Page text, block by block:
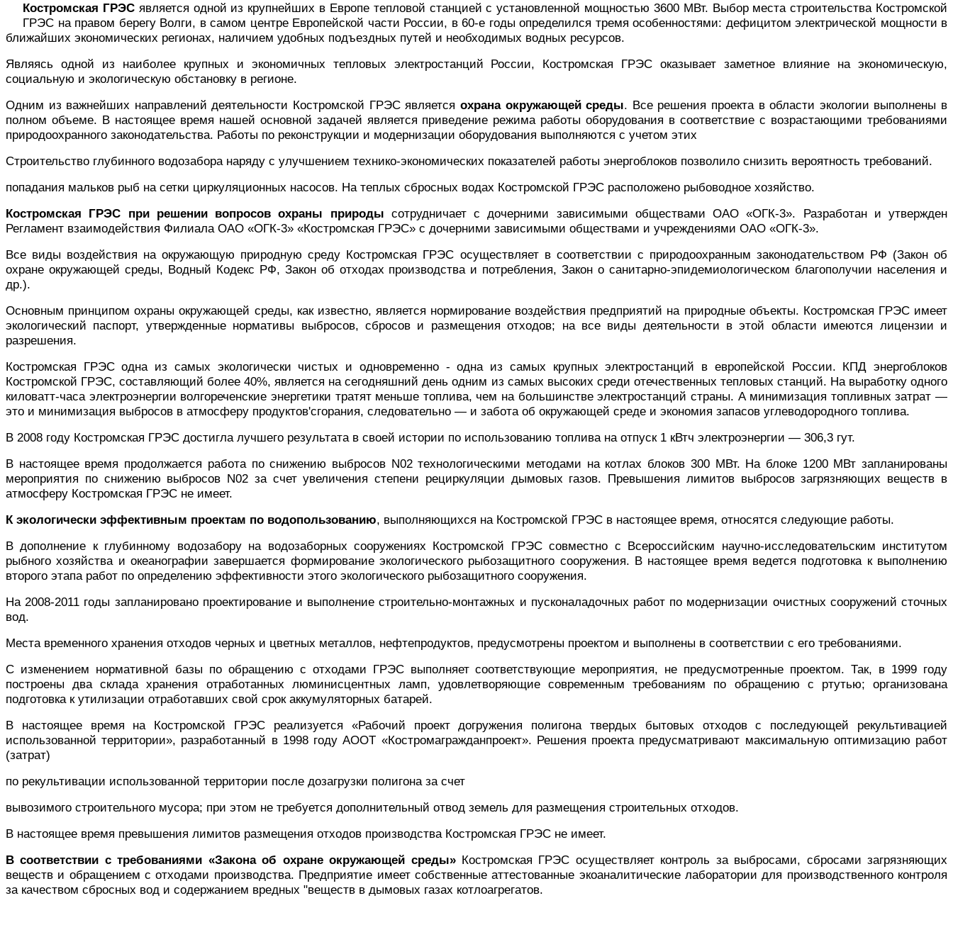
Костромская ГРЭСявляется одной из крупнейших в Европе тепловой станцией с установленной мощностью 3600 МВт. Выбор места строительства Костромской
ГРЭС на правом берегу Волги, в самом центре Европейской части России, в 60-е годы определился тремя особенностями: дефицитом электрической мощности в
ближайших экономических регионах, наличием удобных подъездных путей и необходимых водных ресурсов.
Являясь одной из наиболее крупных и экономичных тепловых электростанций России, Костромская ГРЭС оказывает заметное влияние на экономическую,
социальную и экологическую обстановку в регионе.
Одним из важнейших направлений деятельности Костромской ГРЭС является охрана окружающей среды. Все решения проекта в области экологии выполнены в
полном объеме. В настоящее время нашей основной задачей является приведение режима работы оборудования в соответствие с возрастающими требованиями
природоохранного законодательства. Работы по реконструкции и модернизации оборудования выполняются с учетом этих
Строительство глубинного водозабора наряду с улучшением технико-экономических показателей работы энергоблоков позволило снизить вероятность требований.
попадания мальков рыб на сетки циркуляционных насосов. На теплых сбросных водах Костромской ГРЭС расположено рыбоводное хозяйство.
Костромская ГРЭС при решении вопросов охраны природы сотрудничает с дочерними зависимыми обществами ОАО «ОГК-3». Разработан и утвержден
Регламент взаимодействия Филиала ОАО «ОГК-3» «Костромская ГРЭС» с дочерними зависимыми обществами и учреждениями ОАО «ОГК-3».
Все виды воздействия на окружающую природную среду Костромская ГРЭС осуществляет в соответствии с природоохранным законодательством РФ (Закон об
охране окружающей среды, Водный Кодекс РФ, Закон об отходах производства и потребления, Закон о санитарно-эпидемиологическом благополучии населения и
др.).
Основным принципом охраны окружающей среды, как известно, является нормирование воздействия предприятий на природные объекты. Костромская ГРЭС имеет
экологический паспорт, утвержденные нормативы выбросов, сбросов и размещения отходов; на все виды деятельности в этой области имеются лицензии и
разрешения.
Костромская ГРЭС одна из самых экологически чистых и одновременно - одна из самых крупных электростанций в европейской России. КПД энергоблоков
Костромской ГРЭС, составляющий более 40%, является на сегодняшний день одним из самых высоких среди отечественных тепловых станций. На выработку одного
киловатт-часа электроэнергии волгореченские энергетики тратят меньше топлива, чем на большинстве электростанций страны. А минимизация топливных затрат —
это и минимизация выбросов в атмосферу продуктов'сгорания, следовательно — и забота об окружающей среде и экономия запасов углеводородного топлива.
В 2008 году Костромская ГРЭС достигла лучшего результата в своей истории по использованию топлива на отпуск 1 кВтч электроэнергии — 306,3 гут.
В настоящее время продолжается работа по снижению выбросов N02 технологическими методами на котлах блоков 300 МВт. На блоке 1200 МВт запланированы
мероприятия по снижению выбросов N02 за счет увеличения степени рециркуляции дымовых газов. Превышения лимитов выбросов загрязняющих веществ в
атмосферу Костромская ГРЭС не имеет.
К экологически эффективным проектам по водопользованию, выполняющихся на Костромской ГРЭС в настоящее время, относятся следующие работы.
В дополнение к глубинному водозабору на водозаборных сооружениях Костромской ГРЭС совместно с Всероссийским научно-исследовательским институтом
рыбного хозяйства и океанографии завершается формирование экологического рыбозащитного сооружения. В настоящее время ведется подготовка к выполнению
второго этапа работ по определению эффективности этого экологического рыбозащитного сооружения.
На 2008-2011 годы запланировано проектирование и выполнение строительно-монтажных и пусконаладочных работ по модернизации очистных сооружений сточных
вод.
Места временного хранения отходов черных и цветных металлов, нефтепродуктов, предусмотрены проектом и выполнены в соответствии с его требованиями.
С изменением нормативной базы по обращению с отходами ГРЭС выполняет соответствующие мероприятия, не предусмотренные проектом. Так, в 1999 году
построены два склада хранения отработанных люминисцентных ламп, удовлетворяющие современным требованиям по обращению с ртутью; организована
подготовка к утилизации отработавших свой срок аккумуляторных батарей.
В настоящее время на Костромской ГРЭС реализуется «Рабочий проект догружения полигона твердых бытовых отходов с последующей рекультивацией
использованной территории», разработанный в 1998 году АООТ «Костромагражданпроект». Решения проекта предусматривают максимальную оптимизацию работ
(затрат)
по рекультивации использованной территории после дозагрузки полигона за счет
вывозимого строительного мусора; при этом не требуется дополнительный отвод земель для размещения строительных отходов.
В настоящее время превышения лимитов размещения отходов производства Костромская ГРЭС не имеет.
В соответствии с требованиями «Закона об охране окружающей среды»Костромская ГРЭС осуществляет контроль за выбросами, сбросами загрязняющих
веществ и обращением с отходами производства. Предприятие имеет собственные аттестованные экоаналитические лаборатории для производственного контроля
за качеством сбросных вод и содержанием вредных "веществ в дымовых газах котлоагрегатов.